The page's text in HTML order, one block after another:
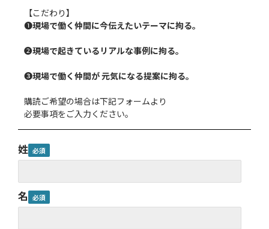
【こだわり】
❶現場で働く仲間に今伝えたいテーマに拘る。
❷現場で起きているリアルな事例に拘る。
❸現場で働く仲間が 元気になる提案に拘る。
購読ご希望の場合は下記フォームより
必要事項をご入力ください。
姓
名